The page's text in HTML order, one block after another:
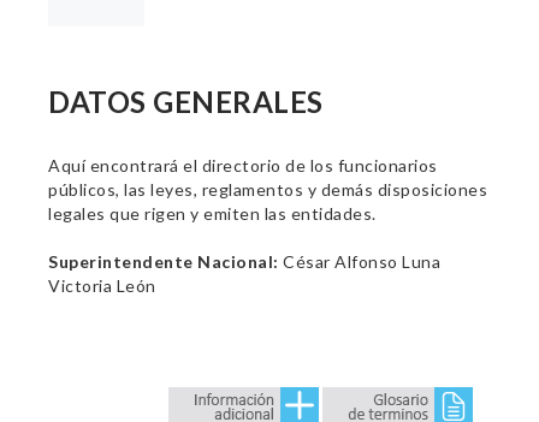
DATOS GENERALES
Aquí encontrará el directorio de los funcionarios
públicos, las leyes, reglamentos y demás disposiciones
legales que rigen y emiten las entidades.
Superintendente Nacional: César Alfonso Luna
Victoria León